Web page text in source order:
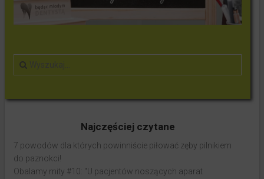
Najczęściej czytane
7 powodów dla których powinniście piłować zęby pilnikiem
do paznokci!
Obalamy mity #10: "U pacjentów noszących aparat